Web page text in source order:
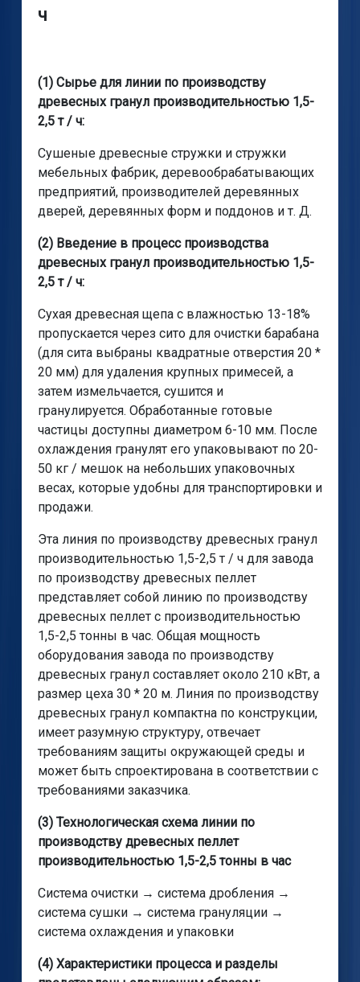
ч
(1) Сырье для линии по производству
древесных гранул производительностью 1,5-
2,5 т / ч:
Сушеные древесные стружки и стружки
мебельных фабрик, деревообрабатывающих
предприятий, производителей деревянных
дверей, деревянных форм и поддонов и т. Д.
(2) Введение в процесс производства
древесных гранул производительностью 1,5-
2,5 т / ч:
Сухая древесная щепа с влажностью 13-18%
пропускается через сито для очистки барабана
(для сита выбраны квадратные отверстия 20 *
20 мм) для удаления крупных примесей, а
затем измельчается, сушится и
гранулируется. Обработанные готовые
частицы доступны диаметром 6-10 мм. После
охлаждения гранулят его упаковывают по 20-
50 кг / мешок на небольших упаковочных
весах, которые удобны для транспортировки и
продажи.
Эта линия по производству древесных гранул
производительностью 1,5-2,5 т / ч для завода
по производству древесных пеллет
представляет собой линию по производству
древесных пеллет с производительностью
1,5-2,5 тонны в час. Общая мощность
оборудования завода по производству
древесных гранул составляет около 210 кВт, а
размер цеха 30 * 20 м. Линия по производству
древесных гранул компактна по конструкции,
имеет разумную структуру, отвечает
требованиям защиты окружающей среды и
может быть спроектирована в соответствии с
требованиями заказчика.
(3) Технологическая схема линии по
производству древесных пеллет
производительностью 1,5-2,5 тонны в час
Система очистки → система дробления →
система сушки → система грануляции →
система охлаждения и упаковки
(4) Характеристики процесса и разделы